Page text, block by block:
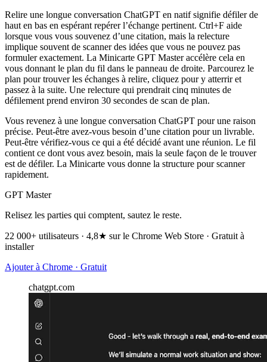
Relire une longue conversation ChatGPT en natif signifie défiler de
haut en bas en espérant repérer l’échange pertinent. Ctrl+F aide
lorsque vous vous souvenez d’une citation, mais la relecture
implique souvent de scanner des idées que vous ne pouvez pas
formuler exactement. La Minicarte GPT Master accélère cela en
vous donnant le plan du fil dans le panneau de droite. Parcourez le
plan pour trouver les échanges à relire, cliquez pour y atterrir et
passez à la suite. Une relecture qui prendrait cinq minutes de
défilement prend environ 30 secondes de scan de plan.
Vous revenez à une longue conversation ChatGPT pour une raison
précise. Peut-être avez-vous besoin d’une citation pour un livrable.
Peut-être vérifiez-vous ce qui a été décidé avant une réunion. Le fil
contient ce dont vous avez besoin, mais la seule façon de le trouver
est de défiler. La Minicarte vous donne la structure pour scanner
rapidement.
GPT Master
Relisez les parties qui comptent, sautez le reste.
22 000+ utilisateurs · 4,8★ sur le Chrome Web Store · Gratuit à
installer
Ajouter à Chrome · Gratuit
chatgpt.com